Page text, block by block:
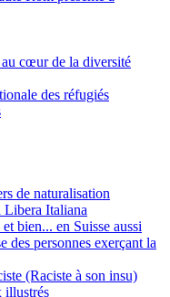
cœur de la diversité
des réfugiés
de naturalisation
Libera Italiana
bien... en Suisse aussi
des personnes exerçant la
(Raciste à son insu)
illustrés